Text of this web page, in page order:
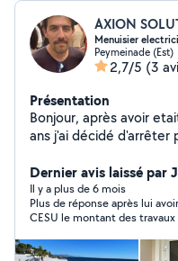
AXION
Menuisier
Peymeinade (Est)
2,7/5 (3
Présentation
Bonjour, après avoir
ans j'ai décidé d'arrêter
Dernier avis laissé par
Il y a plus de 6 mois
Plus de réponse après lui
CESU le montant des travaux